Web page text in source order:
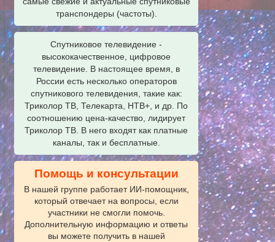
транспондеры (частоты).
Спутниковое телевидение -
высококачественное, цифровое
телевидение. В настоящее время, в
России есть несколько операторов
спутникового телевидения, такие как:
Триколор ТВ, Телекарта, НТВ+, и др. По
соотношению цена-качество, лидирует
Триколор ТВ. В него входят как платные
каналы, так и бесплатные.
Помощь и консультации
В нашей группе работает ИИ‑помощник,
который отвечает на вопросы, если
участники не смогли помочь.
Дополнительную информацию и ответы
вы можете получить в нашей